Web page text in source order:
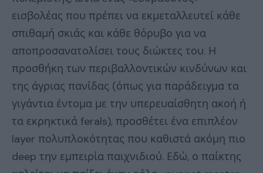
εισβολέας που πρέπει να εκμεταλλευτεί κάθε
σπιθαμή σκιάς και κάθε θόρυβο για να
αποπροσανατολίσει τους διώκτες του. Η
προσθήκη των περιβαλλοντικών κινδύνων και
της άγριας πανίδας (όπως για παράδειγμα τα
γιγάντια έντομα με την υπερευαίσθητη ακοή ή
τα εκρηκτικά ferals), προσθέτει ένα επιπλέον
layer πολυπλοκότητας που καθιστά ακόμη πιο
deep την εμπειρία παιχνιδιού. Εδώ, ο παίκτης